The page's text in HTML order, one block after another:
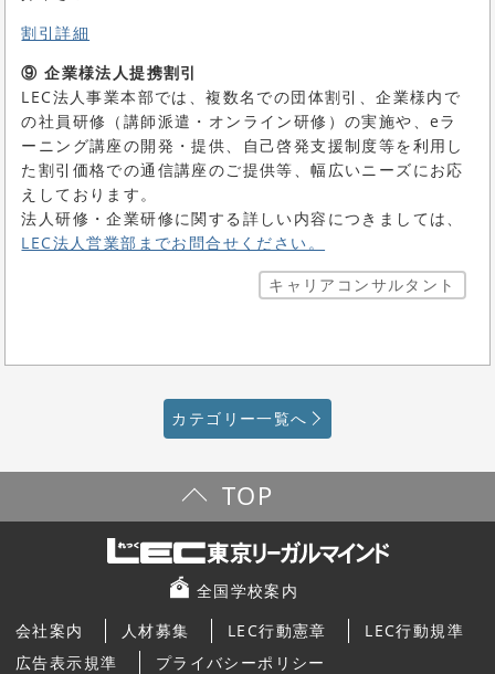
割引詳細
⑨ 企業様法人提携割引
LEC法人事業本部では、複数名での団体割引、企業様内で
の社員研修（講師派遣・オンライン研修）の実施や、eラ
ーニング講座の開発・提供、自己啓発支援制度等を利用し
た割引価格での通信講座のご提供等、幅広いニーズにお応
えしております。
法人研修・企業研修に関する詳しい内容につきましては、
LEC法人営業部までお問合せください。
キャリアコンサルタント
カテゴリー一覧へ
TOP
全国学校案内
会社案内
人材募集 LEC行動憲章
LEC行動規準
広告表示規準
プライバシーポリシー